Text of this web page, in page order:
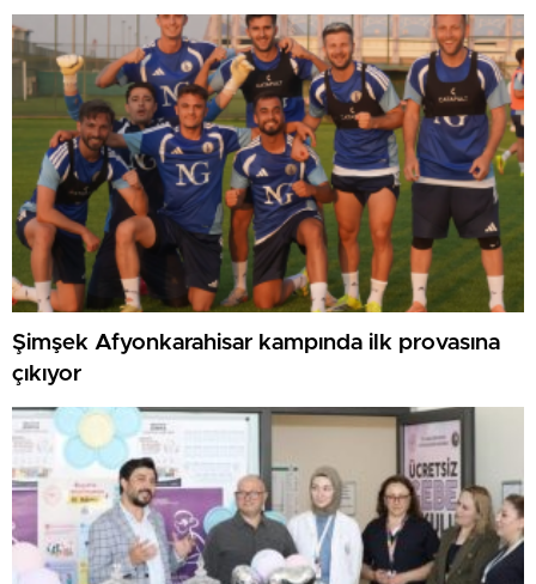
Şimşek Afyonkarahisar kampında ilk provasına
çıkıyor